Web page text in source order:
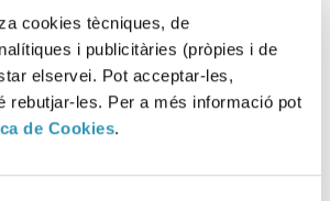
cookies tècniques, de
i publicitàries (pròpies i de
elservei. Pot acceptar-les,
rebutjar-les. Per a més informació pot
de Cookies.